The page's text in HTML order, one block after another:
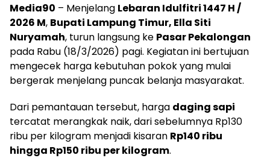
Media90 – Menjelang Lebaran Idulfitri 1447 H /
2026 M, Bupati Lampung Timur, Ella Siti
Nuryamah, turun langsung ke Pasar Pekalongan
pada Rabu (18/3/2026) pagi. Kegiatan ini bertujuan
mengecek harga kebutuhan pokok yang mulai
bergerak menjelang puncak belanja masyarakat.
Dari pemantauan tersebut, harga daging sapi
tercatat merangkak naik, dari sebelumnya Rp130
ribu per kilogram menjadi kisaran Rp140 ribu
hingga Rp150 ribu per kilogram.